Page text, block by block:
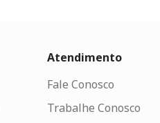
Atendimento
Fale Conosco
Trabalhe Conosco